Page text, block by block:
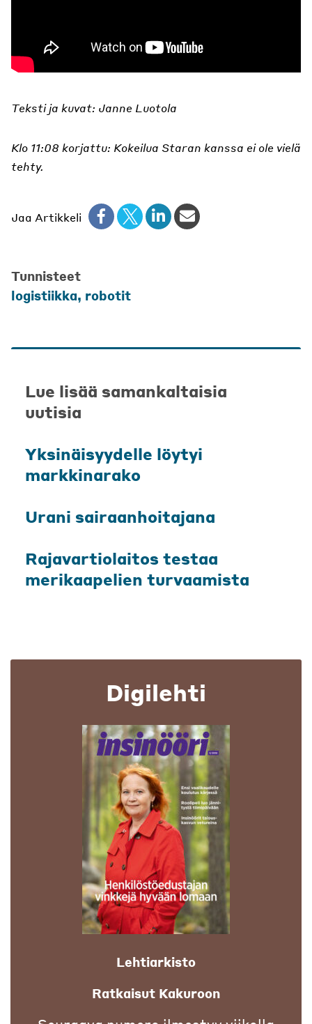
Teksti ja kuvat: Janne Luotola
Klo 11:08 korjattu: Kokeilua Staran kanssa ei ole vielä
tehty.
Jaa Artikkeli
Tunnisteet
logistiikka, robotit
Lue lisää samankaltaisia
uutisia
Yksinäisyydelle löytyi
markkinarako
Urani sairaanhoitajana
Rajavartiolaitos testaa
merikaapelien turvaamista
Digilehti
Lehtiarkisto
Ratkaisut Kakuroon